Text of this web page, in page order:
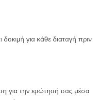
για κάθε διαταγή πριν
για την ερώτησή σας μέσα